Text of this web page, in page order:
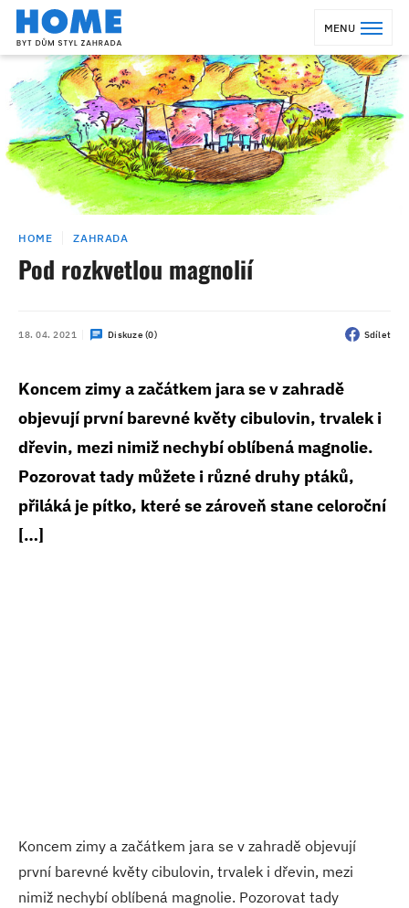
MENU
HOME ZAHRADA
Pod rozkvetlou magnolií
18. 04. 2021 Diskuze (0) Sdílet
Koncem zimy a začátkem jara se v zahradě
objevují první barevné květy cibulovin, trvalek i
dřevin, mezi nimiž nechybí oblíbená magnolie.
Pozorovat tady můžete i různé druhy ptáků,
přiláká je pítko, které se zároveň stane celoroční
[…]
Koncem zimy a začátkem jara se v zahradě objevují
první barevné květy cibulovin, trvalek i dřevin, mezi
nimiž nechybí oblíbená magnolie. Pozorovat tady